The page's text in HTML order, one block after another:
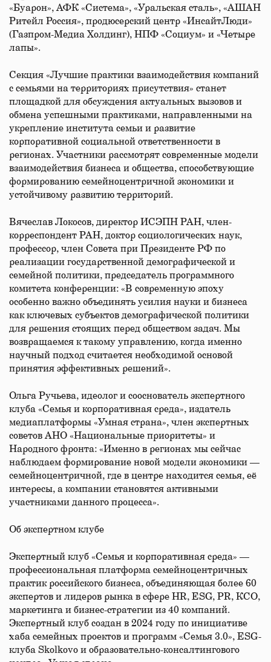
«Буарон», АФК «Система», «Уральская сталь», «АШАН
Ритейл Россия», продюсерский центр «ИнсайтЛюди»
(Газпром-Медиа Холдинг), НПФ «Социум» и «Четыре
лапы».
Секция «Лучшие практики взаимодействия компаний
с семьями на территориях присутствия» станет
площадкой для обсуждения актуальных вызовов и
обмена успешными практиками, направленными на
укрепление института семьи и развитие
корпоративной социальной ответственности в
регионах. Участники рассмотрят современные модели
взаимодействия бизнеса и общества, способствующие
формированию семейноцентричной экономики и
устойчивому развитию территорий.
Вячеслав Локосов, директор ИСЭПН РАН, член-
корреспондент РАН, доктор социологических наук,
профессор, член Совета при Президенте РФ по
реализации государственной демографической и
семейной политики, председатель программного
комитета конференции: «В современную эпоху
особенно важно объединять усилия науки и бизнеса
как ключевых субъектов демографической политики
для решения стоящих перед обществом задач. Мы
возвращаемся к такому управлению, когда именно
научный подход считается необходимой основой
принятия эффективных решений».
Ольга Ручьева, идеолог и сооснователь экспертного
клуба «Семья и корпоративная среда», издатель
медиаплатформы «Умная страна», член экспертных
советов АНО «Национальные приоритеты» и
Народного фронта: «Именно в регионах мы сейчас
наблюдаем формирование новой модели экономики —
семейноцентричной, где в центре находится семья, её
интересы, а компании становятся активными
участниками данного процесса».
Об экспертном клубе
Экспертный клуб «Семья и корпоративная среда» —
профессиональная платформа семейноцентричных
практик российского бизнеса, объединяющая более 60
экспертов и лидеров рынка в сфере HR, ESG, PR, КСО,
маркетинга и бизнес-стратегии из 40 компаний.
Экспертный клуб создан в 2024 году по инициативе
хаба семейных проектов и программ «Семья 3.0», ESG-
клуба Skolkovo и образовательно-консалтингового